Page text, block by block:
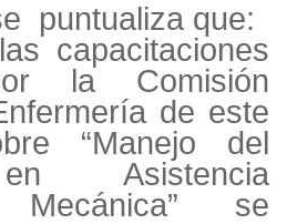
puntualiza que:
capacitaciones
la Comisión
de este
“Manejo del
Asistencia
Mecánica” se